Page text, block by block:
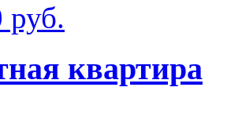
руб.
квартира